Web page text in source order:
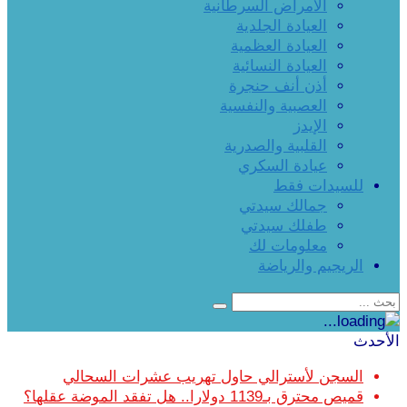
الأمراض السرطانية
العيادة الجلدية
العيادة العظمية
العيادة النسائية
أذن أنف حنجرة
العصبية والنفسية
الإيدز
القلبية والصدرية
عيادة السكري
للسيدات فقط
جمالك سيدتي
طفلك سيدتي
معلومات لك
الريجيم والرياضة
الأحدث
السجن لأسترالي حاول تهريب عشرات السحالي
قميص محترق بـ1139 دولارا.. هل تفقد الموضة عقلها؟